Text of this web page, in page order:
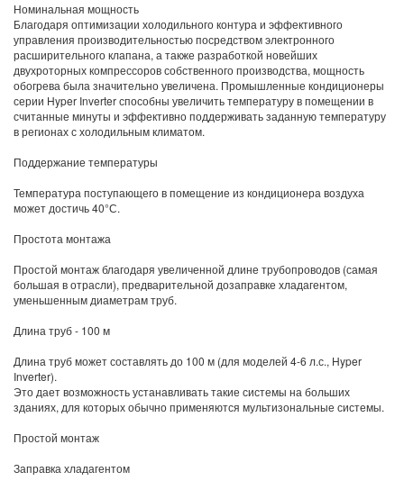
Номинальная мощность
Благодаря оптимизации холодильного контура и эффективного
управления производительностью посредством электронного
расширительного клапана, а также разработкой новейших
двухроторных компрессоров собственного производства, мощность
обогрева была значительно увеличена. Промышленные кондиционеры
серии Hyper Inverter способны увеличить температуру в помещении в
считанные минуты и эффективно поддерживать заданную температуру
в регионах с холодильным климатом.
Поддержание температуры
Температура поступающего в помещение из кондиционера воздуха
может достичь 40°С.
Простота монтажа
Простой монтаж благодаря увеличенной длине трубопроводов (самая
большая в отрасли), предварительной дозаправке хладагентом,
уменьшенным диаметрам труб.
Длина труб - 100 м
Длина труб может составлять до 100 м (для моделей 4-6 л.с., Hyper
Inverter).
Это дает возможность устанавливать такие системы на больших
зданиях, для которых обычно применяются мультизональные системы.
Простой монтаж
Заправка хладагентом